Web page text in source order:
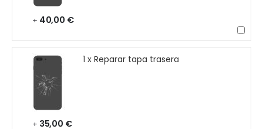
+ 40,00 €
1 x Reparar tapa trasera
+ 35,00 €